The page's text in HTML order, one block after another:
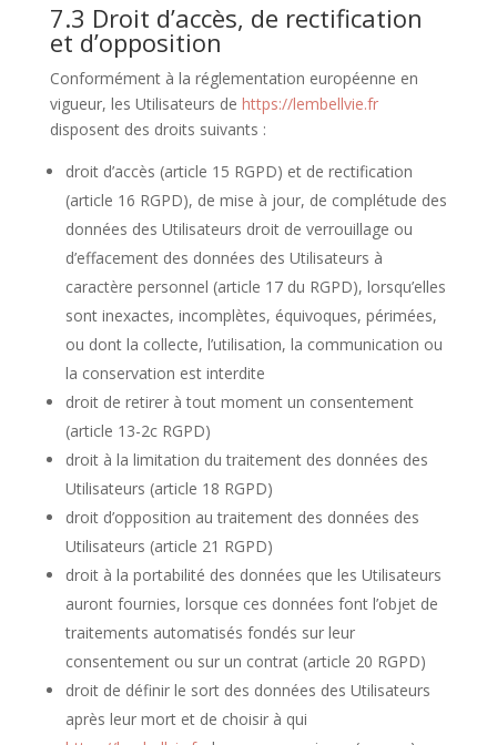
7.3 Droit d’accès, de rectification
et d’opposition
Conformément à la réglementation européenne en
vigueur, les Utilisateurs de https://lembellvie.fr
disposent des droits suivants :
droit d’accès (article 15 RGPD) et de rectification
(article 16 RGPD), de mise à jour, de complétude des
données des Utilisateurs droit de verrouillage ou
d’effacement des données des Utilisateurs à
caractère personnel (article 17 du RGPD), lorsqu’elles
sont inexactes, incomplètes, équivoques, périmées,
ou dont la collecte, l’utilisation, la communication ou
la conservation est interdite
droit de retirer à tout moment un consentement
(article 13-2c RGPD)
droit à la limitation du traitement des données des
Utilisateurs (article 18 RGPD)
droit d’opposition au traitement des données des
Utilisateurs (article 21 RGPD)
droit à la portabilité des données que les Utilisateurs
auront fournies, lorsque ces données font l’objet de
traitements automatisés fondés sur leur
consentement ou sur un contrat (article 20 RGPD)
droit de définir le sort des données des Utilisateurs
après leur mort et de choisir à qui